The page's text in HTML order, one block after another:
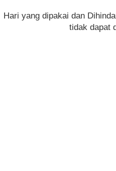
Hari yang dipakai dan
tidak dapat